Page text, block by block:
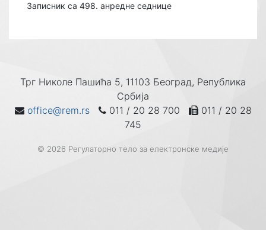
Записник са 498. анредне седнице
Трг Николе Пашића 5, 11103 Београд, Република
Србија
office@rem.rs
011 / 20 28 700
011 / 20 28
745
© 2026 Регулаторно тело за електронске медије